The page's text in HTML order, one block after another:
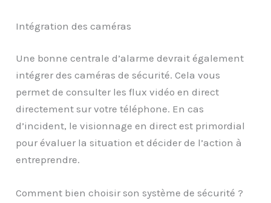
Intégration des caméras
Une bonne centrale d’alarme devrait également
intégrer des caméras de sécurité. Cela vous
permet de consulter les flux vidéo en direct
directement sur votre téléphone. En cas
d’incident, le visionnage en direct est primordial
pour évaluer la situation et décider de l’action à
entreprendre.
Comment bien choisir son système de sécurité ?